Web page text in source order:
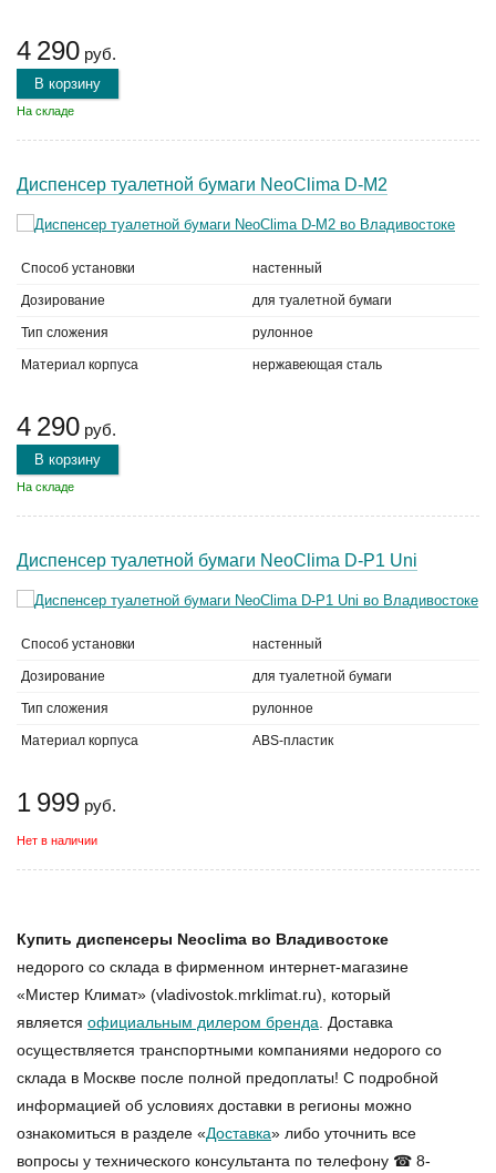
4 290 руб.
В корзину
На складе
Диспенсер туалетной бумаги NeoClima D-M2
Способ установки настенный
Дозирование для туалетной бумаги
Тип сложения рулонное
Материал корпуса нержавеющая сталь
4 290 руб.
В корзину
На складе
Диспенсер туалетной бумаги NeoClima D-P1 Uni
Способ установки настенный
Дозирование для туалетной бумаги
Тип сложения рулонное
Материал корпуса ABS-пластик
1 999 руб.
Нет в наличии
Купить диспенсеры Neoclima во Владивостоке
недорого со склада в фирменном интернет-магазине
«Мистер Климат» (vladivostok.mrklimat.ru), который
является официальным дилером бренда . Доставка
осуществляется транспортными компаниями недорого со
склада в Москве после полной предоплаты! С подробной
информацией об условиях доставки в регионы можно
ознакомиться в разделе «Доставка» либо уточнить все
вопросы у технического консультанта по телефону ☎ 8-